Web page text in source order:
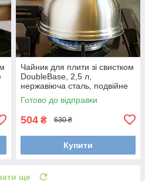
Чайник для плити зі свистком
DoubleBase, 2,5 л,
нержавіюча сталь, подвійне
дно
Готово до відправки
504 ₴ 630 ₴
Купити
ще